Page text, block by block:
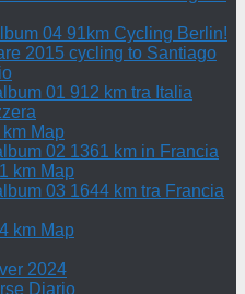
04 91km Cycling Berlin!
2015 cycling to Santiago
01 912 km tra Italia
Map
02 1361 km in Francia
km Map
03 1644 km tra Francia
km Map
2024
Diario